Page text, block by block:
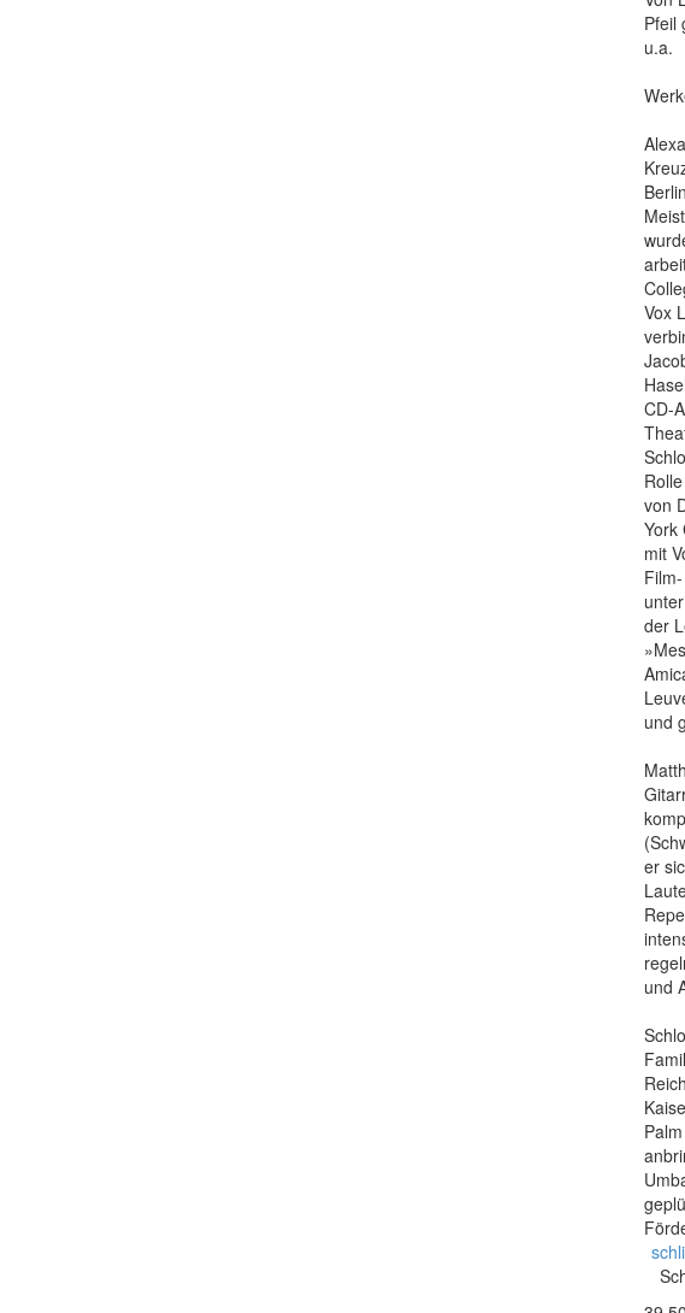
Pfeil
u.a.
Vox
CD-
von
York
mit
der
und
er
und